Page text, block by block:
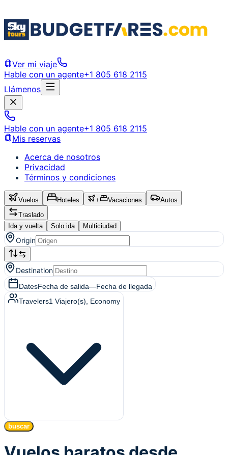
Ver mi viaje
Hable con un agente+1 805 618 2115
Llámenos
Hable con un agente+1 805 618 2115
Mis reservas
Acerca de nosotros
Privacidad
Términos y condiciones
Vuelos Hoteles + Vacaciones
Autos
Traslado
Ida y vuelta
Solo ida Multiciudad
Origin
Destination
DatesFecha de salida—Fecha de llegada
Travelers1 Viajero(s) , Economy
buscar